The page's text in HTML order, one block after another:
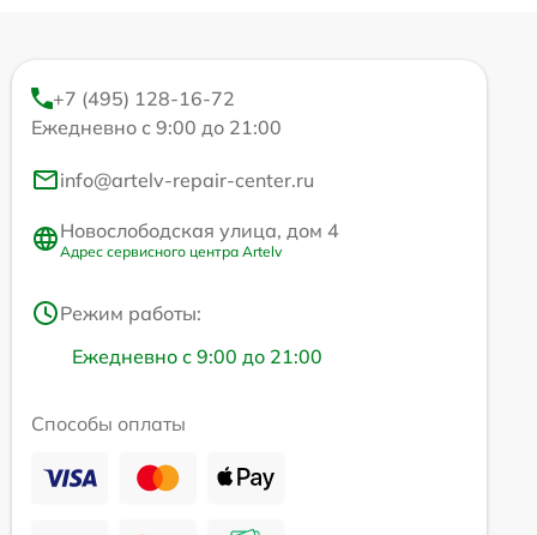
+7 (495) 128-16-72
Ежедневно с 9:00 до 21:00
info@artelv-repair-center.ru
Новослободская улица, дом 4
Адрес сервисного центра Artelv
Режим работы:
Ежедневно с 9:00 до 21:00
Способы оплаты